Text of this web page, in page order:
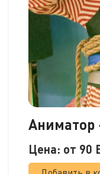
Аниматор
Цена: от 90